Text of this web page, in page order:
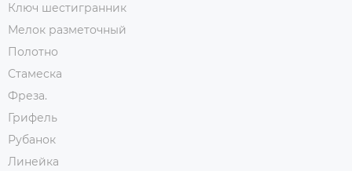
Ключ шестигранник
Мелок разметочный
Полотно
Стамеска
Фреза.
Грифель
Рубанок
Линейка